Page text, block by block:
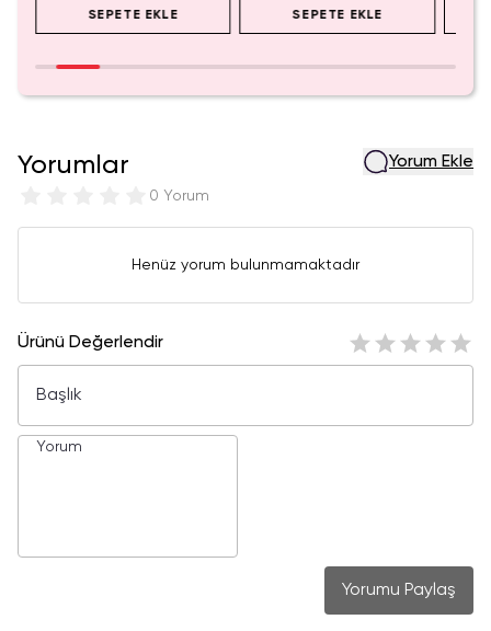
SEPETE EKLE SEPETE EKLE
Yorumlar
0 Yorum
Yorum Ekle
Henüz yorum bulunmamaktadır
Ürünü Değerlendir
Yorumu Paylaş